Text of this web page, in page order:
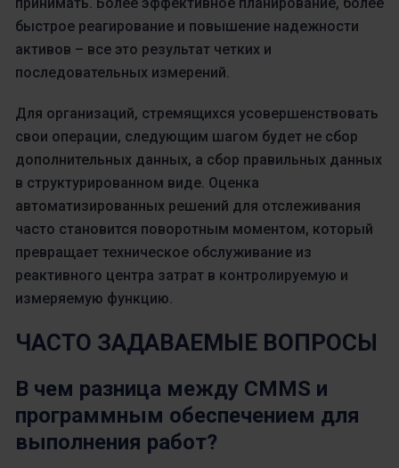
быстрое реагирование и повышение надежности
активов – все это результат четких и
последовательных измерений.
Для организаций, стремящихся усовершенствовать
свои операции, следующим шагом будет не сбор
дополнительных данных, а сбор правильных данных
в структурированном виде. Оценка
автоматизированных решений для отслеживания
часто становится поворотным моментом, который
превращает техническое обслуживание из
реактивного центра затрат в контролируемую и
измеряемую функцию.
ЧАСТО ЗАДАВАЕМЫЕ ВОПРОСЫ
В чем разница между CMMS и
программным обеспечением для
выполнения работ?